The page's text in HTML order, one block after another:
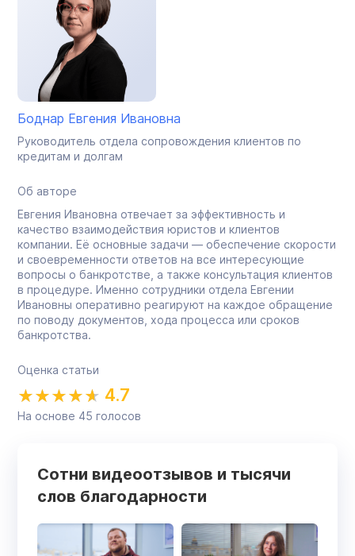
Боднар Евгения Ивановна
Руководитель отдела сопровождения клиентов по
кредитам и долгам
Об авторе
Евгения Ивановна отвечает за эффективность и
качество взаимодействия юристов и клиентов
компании. Её основные задачи — обеспечение скорости
и своевременности ответов на все интересующие
вопросы о банкротстве, а также консультация клиентов
в процедуре. Именно сотрудники отдела Евгении
Ивановны оперативно реагируют на каждое обращение
по поводу документов, хода процесса или сроков
банкротства.
Оценка статьи
4.7
На основе 45 голосов
Сотни видеоотзывов и тысячи
слов благодарности